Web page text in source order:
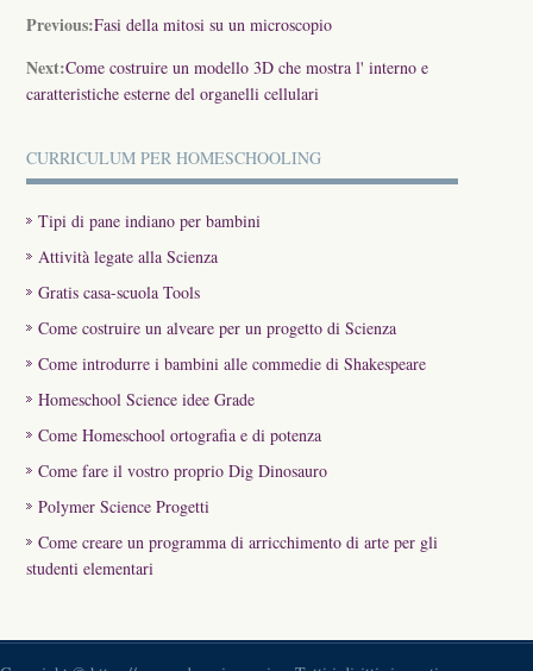
Previous:Fasi della mitosi su un microscopio
Next:Come costruire un modello 3D che mostra l' interno e
caratteristiche esterne del organelli cellulari
CURRICULUM PER HOMESCHOOLING
Tipi di pane indiano per bambini
Attività legate alla Scienza
Gratis casa-scuola Tools
Come costruire un alveare per un progetto di Scienza
Come introdurre i bambini alle commedie di Shakespeare
Homeschool Science idee Grade
Come Homeschool ortografia e di potenza
Come fare il vostro proprio Dig Dinosauro
Polymer Science Progetti
Come creare un programma di arricchimento di arte per gli
studenti elementari